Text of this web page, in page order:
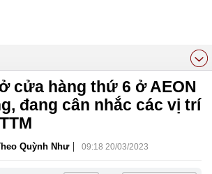
cửa hàng thứ 6 ở AEON
đang cân nhắc các vị trí
Quỳnh Như | 09:18 20/03/2023